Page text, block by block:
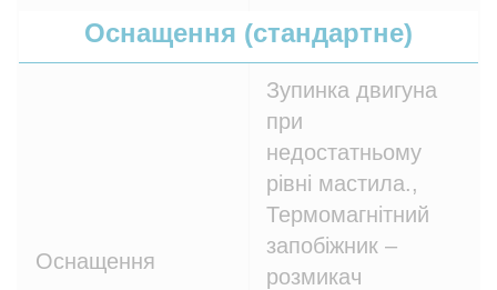
Оснащення (стандартне)
Оснащення
Зупинка двигуна
при
недостатньому
рівні мастила.,
Термомагнітний
запобіжник –
розмикач